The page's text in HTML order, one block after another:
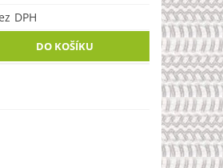
Kč bez DPH